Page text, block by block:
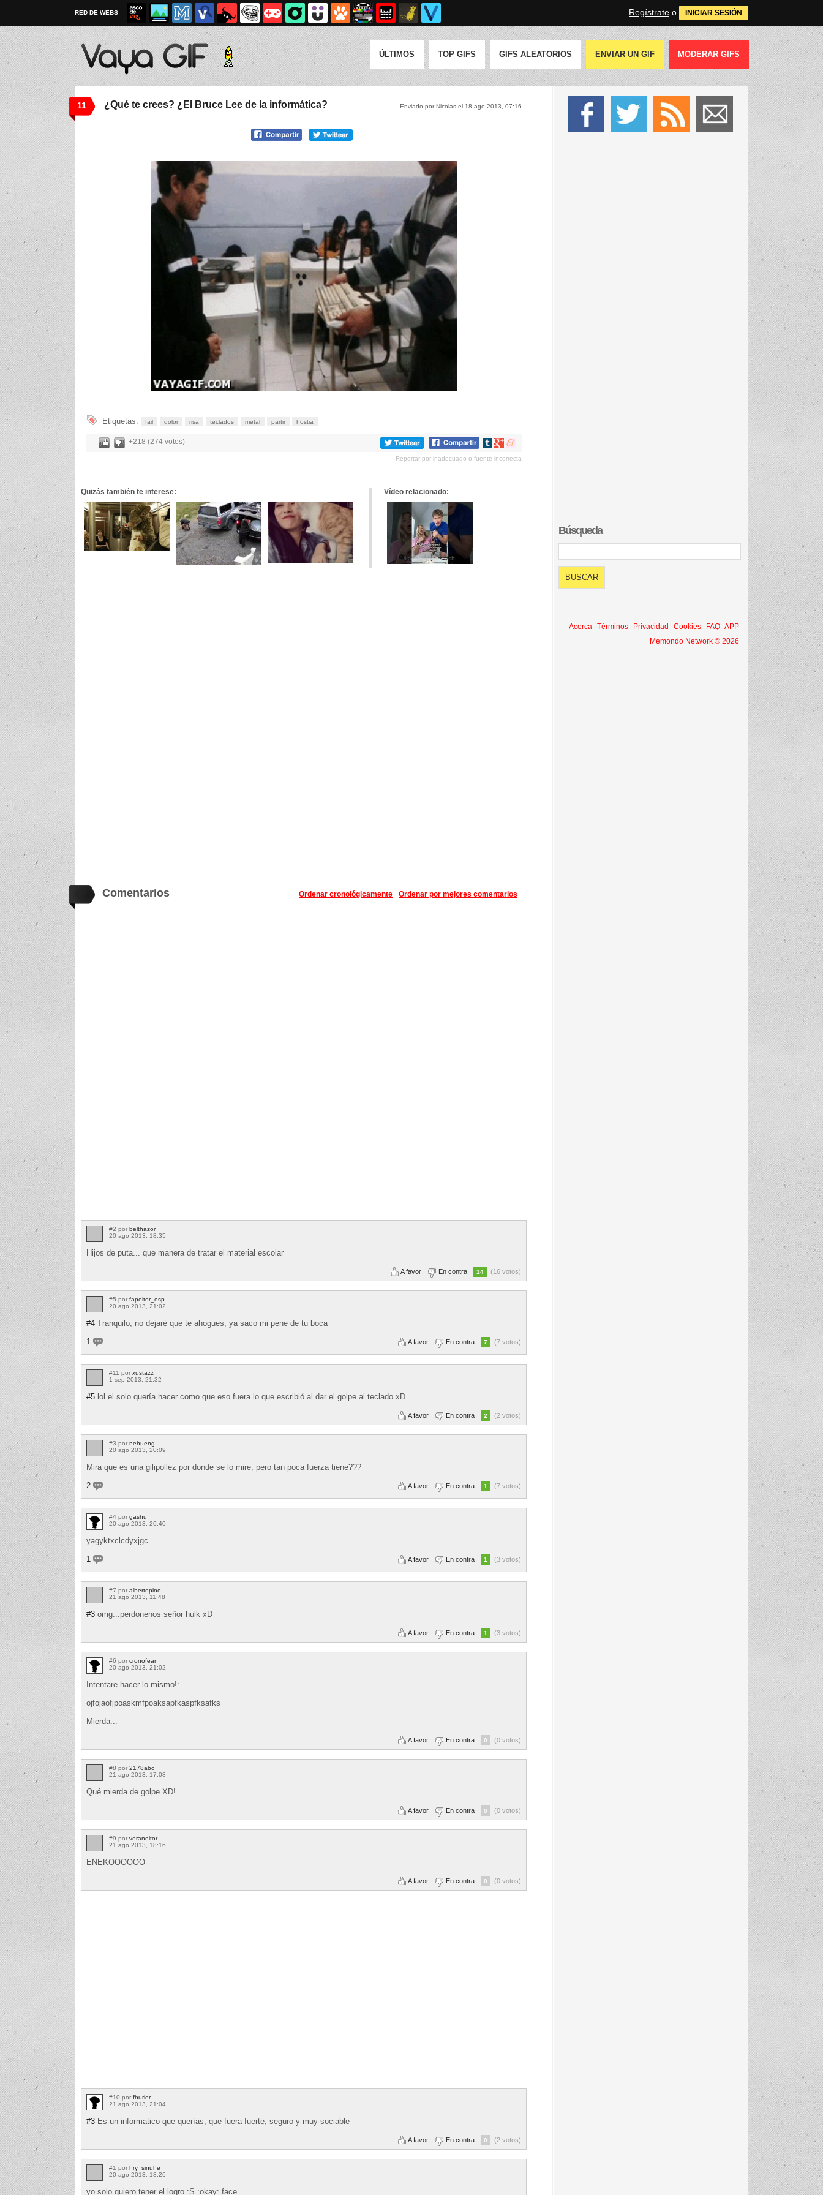
RED DE WEBS Regístrate o INICIAR SESIÓN
ÚLTIMOS TOP GIFS GIFS ALEATORIOS ENVIAR UN GIF MODERAR GIFS
11 Enviado por Nicolas el 18 ago 2013, 07:16
¿Qué te crees? ¿El Bruce Lee de la informática?
Etiquetas: fail dolor risa teclados metal partir hostia
+218 (274 votos)
Compartir
tumblr
Compartir
Google+
Compartir
meneame
Reportar por inadecuado o fuente incorrecta
Quizás también te interese: Vídeo relacionado:
Comentarios Ordenar por mejores comentarios
Ordenar cronológicamente
#2 por belthazor
20 ago 2013, 18:35
Hijos de puta... que manera de tratar el material escolar
A favor En contra 14 (16 votos)
#5 por fapeitor_esp
20 ago 2013, 21:02
#4 Tranquilo, no dejaré que te ahogues, ya saco mi pene de tu boca
1
A favor En contra 7 (7 votos)
#11 por xustazz
1 sep 2013, 21:32
#5 lol el solo quería hacer como que eso fuera lo que escribió al dar el golpe al teclado xD
A favor En contra 2 (2 votos)
#3 por nehueng
20 ago 2013, 20:09
Mira que es una gilipollez por donde se lo mire, pero tan poca fuerza tiene???
2
A favor En contra 1 (7 votos)
#4 por gashu
20 ago 2013, 20:40
yagyktxclcdyxjgc
1
A favor En contra 1 (3 votos)
#7 por albertopino
21 ago 2013, 11:48
#3 omg...perdonenos señor hulk xD
A favor En contra 1 (3 votos)
#6 por cronofear
20 ago 2013, 21:02
Intentare hacer lo mismo!:
ojfojaofjpoaskmfpoaksapfkaspfksafks
Mierda...
A favor En contra 0 (0 votos)
#8 por 2178abc
21 ago 2013, 17:08
Qué mierda de golpe XD!
A favor En contra 0 (0 votos)
#9 por veraneitor
21 ago 2013, 18:16
ENEKOOOOOO
A favor En contra 0 (0 votos)
#10 por fhurier
21 ago 2013, 21:04
#3 Es un informatico que querías, que fuera fuerte, seguro y muy sociable
A favor En contra 0 (2 votos)
#1 por hry_sinuhe
20 ago 2013, 18:26
yo solo quiero tener el logro :S :okay: face
Búsqueda
Acerca Términos Privacidad Cookies FAQ APP
Memondo Network © 2026